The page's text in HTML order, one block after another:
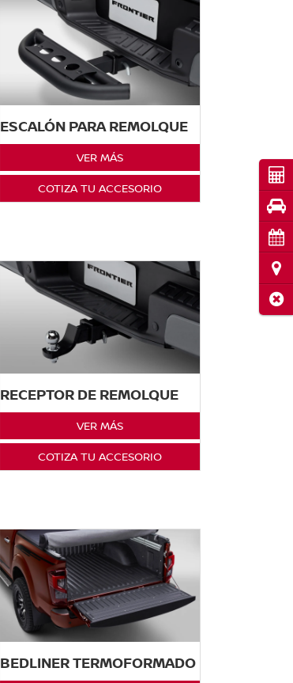
ESCALÓN PARA REMOLQUE
VER MÁS
COTIZA TU ACCESORIO
RECEPTOR DE REMOLQUE
VER MÁS
COTIZA TU ACCESORIO
BEDLINER TERMOFORMADO